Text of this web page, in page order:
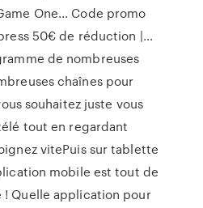
One... Code promo
50€ de réduction |…
de nombreuses
chaînes pour
souhaitez juste vous
tout en regardant
vitePuis sur tablette
mobile est tout de
Quelle application pour